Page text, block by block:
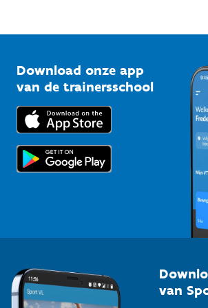
Bedrijven
Trainers en begeleiders
Topsporters
Vlaamse Trainersschool
Kennisplatform
Downloads
Voor de pers
Download onze app
van de trainersschool
van